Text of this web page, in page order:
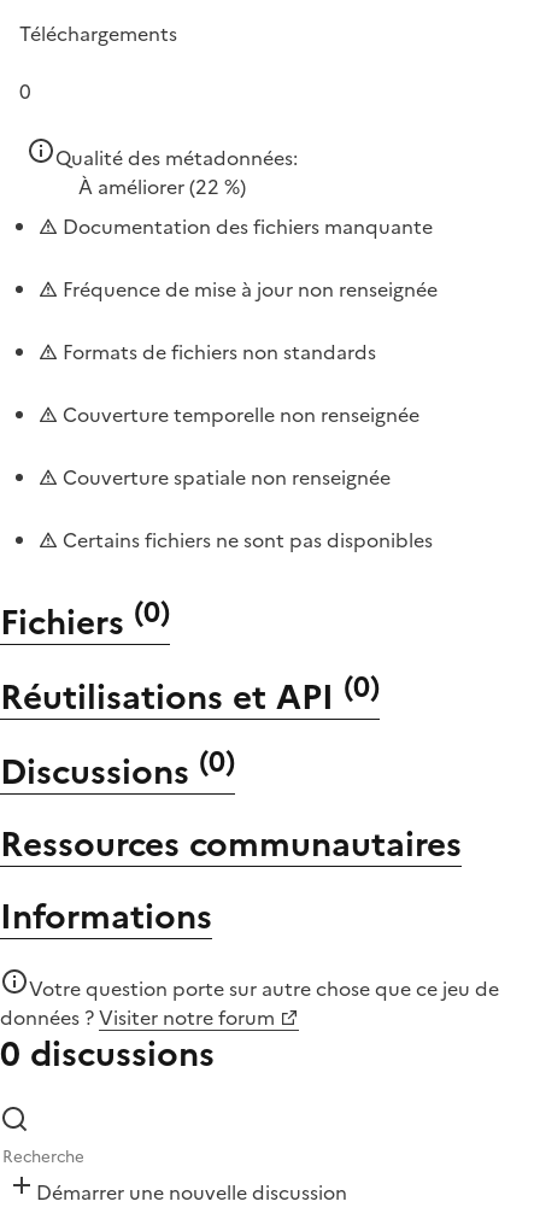
Téléchargements
0
Qualité des métadonnées:
À améliorer(22 %)
Documentation des fichiers manquante
Fréquence de mise à jour non renseignée
Formats de fichiers non standards
Couverture temporelle non renseignée
Couverture spatiale non renseignée
Certains fichiers ne sont pas disponibles
Fichiers (0)
Réutilisations et API (0)
Discussions (0)
Ressources communautaires
Informations
Votre question porte sur autre chose quece jeu de
données ?Visiter notre forum
0 discussions
Démarrer une nouvelle discussion